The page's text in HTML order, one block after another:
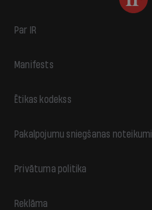
Par IR
Manifests
Ētikas kodekss
Pakalpojumu sniegšanas noteikumi
Privātuma politika
Reklāma